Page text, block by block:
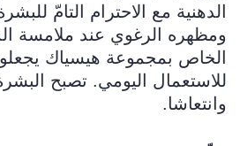
الدهنية مع الاحترام التامّ
ومظهره الرغوي عند ملامسة
الخاص بمجموعة هيسياك
للاستعمال اليومي. تصبح
وانتعاشا.